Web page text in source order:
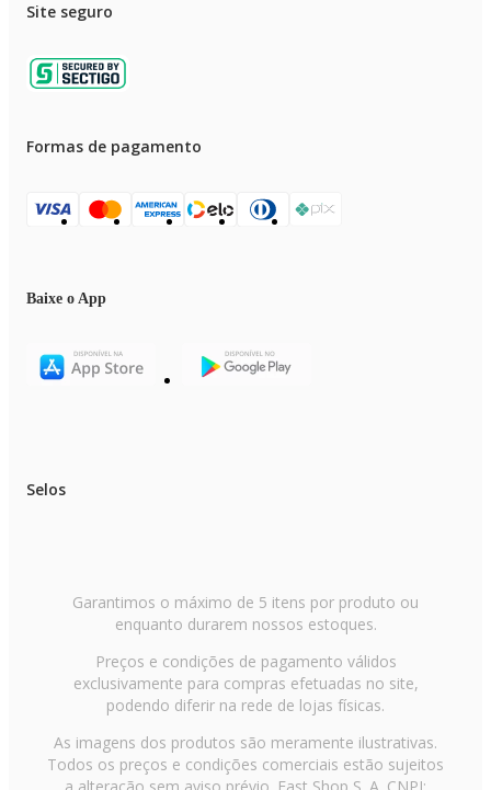
Site seguro
Formas de pagamento
Baixe o App
Selos
Garantimos o máximo de 5 itens por produto ou
enquanto durarem nossos estoques.
Preços e condições de pagamento válidos
exclusivamente para compras efetuadas no site,
podendo diferir na rede de lojas físicas.
As imagens dos produtos são meramente ilustrativas.
Todos os preços e condições comerciais estão sujeitos